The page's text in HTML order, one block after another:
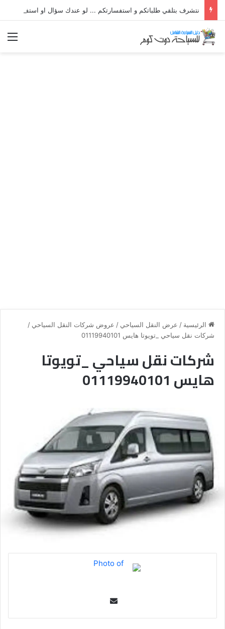
الرئيسية / عرض النقل السياحي / عروض شركات النقل السياحي /
شركات نقل سياحي _تويوتا هايس 01119940101
شركات نقل سياحي _تويوتا
هايس 01119940101